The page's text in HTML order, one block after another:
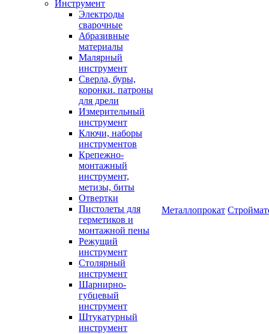
Инструмент
Электроды
сварочные
Абразивные
материалы
Малярный
инструмент
Сверла, буры,
коронки. патроны
для дрели
Измерительный
инструмент
Ключи, наборы
инструментов
Крепежно-
монтажный
инструмент,
метизы, биты
Отвертки
Пистолеты для
герметиков и
монтажной пены
Режущий
инструмент
Столярный
инструмент
Шарнирно-
губцевый
инструмент
Штукатурный
инструмент
Металлопрокат